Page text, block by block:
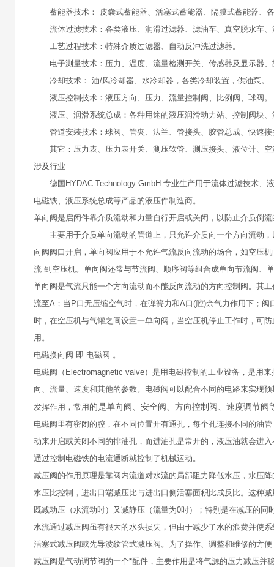
蓄能器技术： 皮囊式蓄能器、活塞式蓄能器、隔膜式蓄能器、
流体过滤技术：各类液压、润滑过滤器、滤油车、真空脱水车
工艺过程技术：特殊介质过滤器、自动反冲洗过滤器。
电子测量技术：压力、温度、流量检测开关、传感器及显示器
冷却技术： 油/风冷却器、水冷却器，各类冷却装置，供油泵。
液压控制技术：液压方向、压力、流量控制阀、比例阀、球阀。
液压、润滑系统总成：各种用途的液压润滑动力站、控制阀块
管道安装技术：球阀、管夹、法兰、管接头、胶管总成、快速
其它：压力表、压力表开关、测压软管、测压接头、液位计、
涉及行业
德国HYDAC Technology GmbH 专业生产用于流体过滤技术、
电磁铁、液压系统总成等产品的液压件制造商。
单向阀是启闭件靠介质流动和力量自行开启或关闭，以防止介质倒
主要用于介质单向流动的管道上，只允许介质向一个方向流动，
向阀阀口开启，单向阀应用于不允许气流反向流动的场合，如空压
流 到空压机。单向阀还常与节流阀、顺序阀等组合成单向节流阀、
单向阀是气流只能一个方向流动而不能反向流动的方向控制阀。其
流至A；当P口无压缩空气时，在弹簧力和A口(腔)余气力作用下；
时，在空压机与气罐之间设置一单向阀，当空压机停止工作时，可
用。
电磁换向阀 即 电磁阀 。
电磁阀（Electromagnetic valve）是用电磁控制的工业设备，是用
向、流量、速度和其他的参数。电磁阀可以配合不同的电路来实现
发挥作用，常用 的是单向阀、安全阀、方向控制阀、速度调节阀
电磁阀里有密闭的腔，在不同位置开有通孔，每个孔连接不同的油
动来开启或关闭不同的排油孔，而进油孔是常开的，液压油就会进
通过控制电磁铁的电流通断就控制了机械运动。
减压阀的作用原理是靠阀内流道对水流的局部阻力降低水压，水压
水压比控制，进出口端减压比与进出口侧活塞面积比成反比。这种
既减动压（水流动时）又减静压（流量为0时）；特别是在减压的同
水流通过减压阀虽有很大的水头损失，但由于减少了水的浪费并使
活塞式减压阀或先导波纹管式减压阀。为了操作、调整和维修的方
减压阀是气动调节阀的一个*配件，主要作用是将气源的压力减压